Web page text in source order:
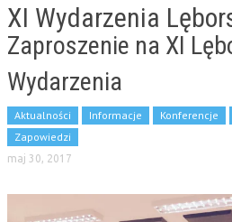
XI Wydarzenia
Zaproszenie na XI
Wydarzenia
Aktualności Informacje Konferencje
Zapowiedzi
maj 30, 2017